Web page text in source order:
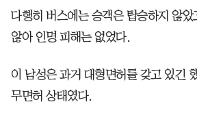
다행히 버스에는 승객은 탑승하지 않았
않아 인명 피해는 없었다.
이 남성은 과거 대형면허를 갖고 있긴
무면허 상태였다.